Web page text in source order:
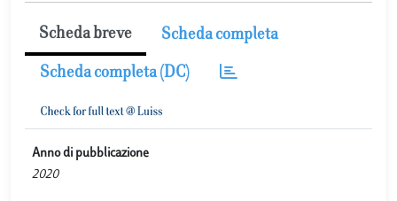
Scheda breve Scheda completa
Scheda completa (DC)
Anno di pubblicazione
2020